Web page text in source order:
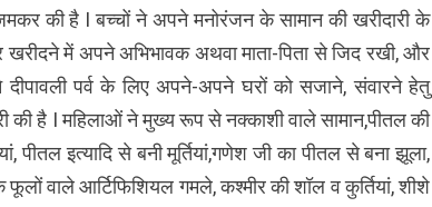
की है I बच्चों ने अपने मनोरंजन के सामान की खरीदारी के
में अपने अभिभावक अथवा माता-पिता से जिद रखी, और
पर्व के लिए अपने-अपने घरों को सजाने, संवारने हेतु
की है I महिलाओं ने मुख्य रूप से नक्काशी वाले सामान,पीतल की
पीतल इत्यादि से बनी मूर्तियां,गणेश जी का पीतल से बना झूला,
वाले आर्टिफिशियल गमले, कश्मीर की शॉल व कुर्तियां, शीशे